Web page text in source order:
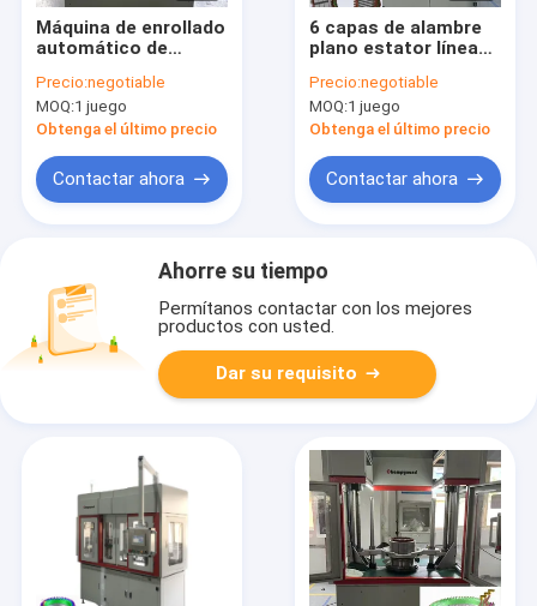
Máquina de enrollado
automático de
de servo para un
aislamiento
mejorado entre
Precio:negotiable
MOQ:1 juego
Obtenga el último precio
Contactar ahora
6 capas de alambre
plano estator línea
inducción del motor
de bobinado de la
máquina ODM
Precio:negotiable
MOQ:1 juego
Obtenga el último precio
Contactar ahora
Ahorre su tiempo
Permítanos contactar con los mejores
productos con usted.
Dar su requisito